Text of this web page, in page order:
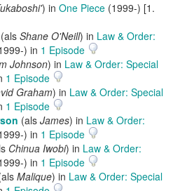
) in One Piece (1999-) [1.
(als Shane O'Neill) in Law & Order:
) in 1 Episode
Johnson) in Law & Order: Special
1 Episode
Graham) in Law & Order: Special
1 Episode
(als James) in Law & Order:
) in 1 Episode
Chinua Iwobi) in Law & Order:
) in 1 Episode
Malique) in Law & Order: Special